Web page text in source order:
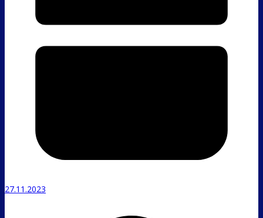
27.11.2023